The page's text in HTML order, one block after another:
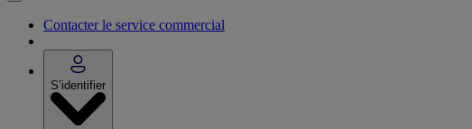
Contacter le service commercial
S’identifier